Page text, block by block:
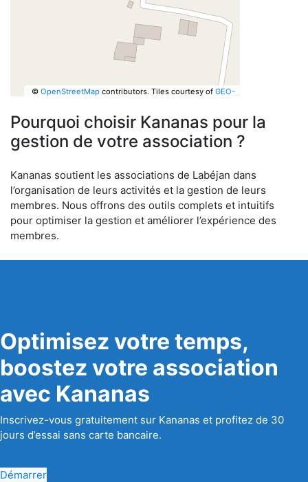
© OpenStreetMapcontributors. Tiles courtesy of GEO-
Pourquoi choisir Kananas pour la
gestion de votre association ?
Kananas soutient les associations de Labéjan dans
l’organisation de leurs activités et la gestion de leurs
membres. Nous offrons des outils complets et intuitifs
pour optimiser la gestion et améliorer l’expérience des
membres.
Optimisez votre temps,
boostez votre association
avec Kananas
Inscrivez-vous gratuitement sur Kananas et profitez de 30
jours d’essai sans carte bancaire.
Démarrer